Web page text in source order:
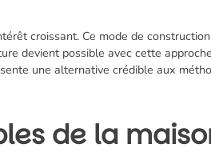
croissant. Ce mode de
devient possible avec cette
une alternative crédible aux
de la